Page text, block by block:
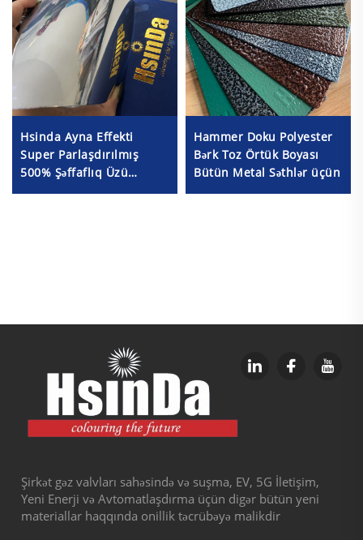
Hsinda Ayna Effekti
Super Parlaşdırılmış
500% Şəffaflıq Üzü
Hammer Doku Polyester
Bərk Toz Örtük Boyası
Bütün Metal Səthlər üçün
Şirkət gəz valvları sahəsində və suşma, EV, 5G İletişim,
Yeni Enerji və Avtomatlaşdırma üçün digər bütün yeni
materiallar haqqında onillik təcrübəyə malikdir